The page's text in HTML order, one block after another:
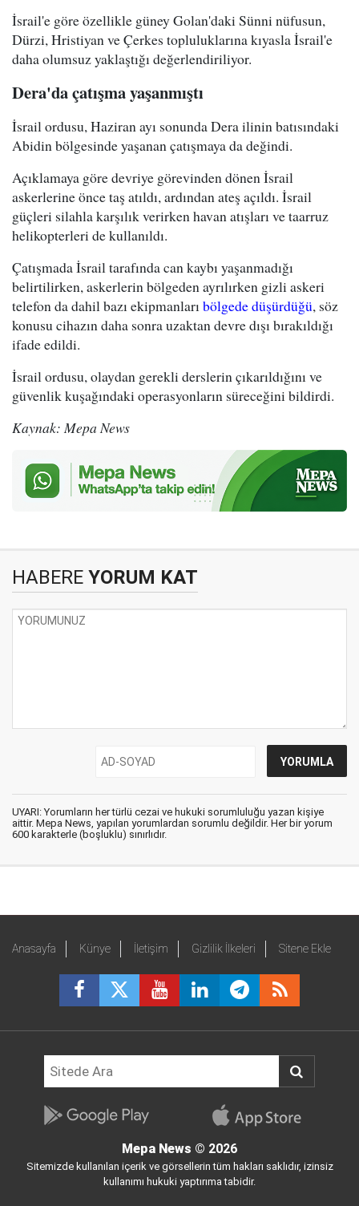
İsrail'e göre özellikle güney Golan'daki Sünni nüfusun,
Dürzi, Hristiyan ve Çerkes topluluklarına kıyasla İsrail'e
daha olumsuz yaklaştığı değerlendiriliyor.
Dera'da çatışma yaşanmıştı
İsrail ordusu, Haziran ayı sonunda Dera ilinin batısındaki
Abidin bölgesinde yaşanan çatışmaya da değindi.
Açıklamaya göre devriye görevinden dönen İsrail
askerlerine önce taş atıldı, ardından ateş açıldı. İsrail
güçleri silahla karşılık verirken havan atışları ve taarruz
helikopterleri de kullanıldı.
Çatışmada İsrail tarafında can kaybı yaşanmadığı
belirtilirken, askerlerin bölgeden ayrılırken gizli askeri
telefon da dahil bazı ekipmanları bölgede düşürdüğü, söz
konusu cihazın daha sonra uzaktan devre dışı bırakıldığı
ifade edildi.
İsrail ordusu, olaydan gerekli derslerin çıkarıldığını ve
güvenlik kuşağındaki operasyonların süreceğini bildirdi.
Kaynak: Mepa News
HABERE YORUM KAT
UYARI: Yorumların her türlü cezai ve hukuki sorumluluğu yazan kişiye
aittir. Mepa News, yapılan yorumlardan sorumlu değildir. Her bir yorum
600 karakterle (boşluklu) sınırlıdır.
Anasayfa Künye İletişim Gizlilik İlkeleri Sitene Ekle
Mepa News © 2026
Sitemizde kullanılan içerik ve görsellerin tüm hakları saklıdır, izinsiz
kullanımı hukuki yaptırıma tabidir.